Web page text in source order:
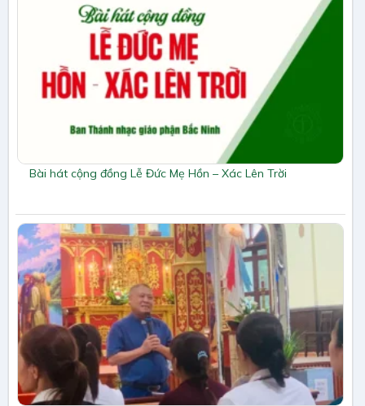
Bài hát cộng đồng Lễ Đức Mẹ Hồn – Xác Lên Trời